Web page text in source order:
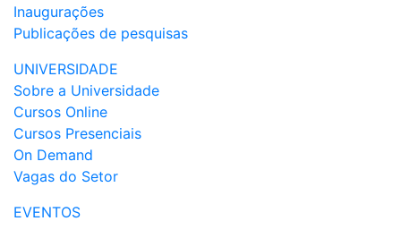
Inaugurações
Publicações de pesquisas
UNIVERSIDADE
Sobre a Universidade
Cursos Online
Cursos Presenciais
On Demand
Vagas do Setor
EVENTOS